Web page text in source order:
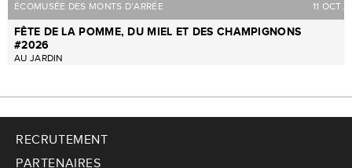
ÉCOMUSÉE DES MONTS D’ARRÉE 11 OCT.
FÊTE DE LA POMME, DU MIEL ET DES CHAMPIGNONS
#2026
AU JARDIN
RECRUTEMENT
PARTENAIRES